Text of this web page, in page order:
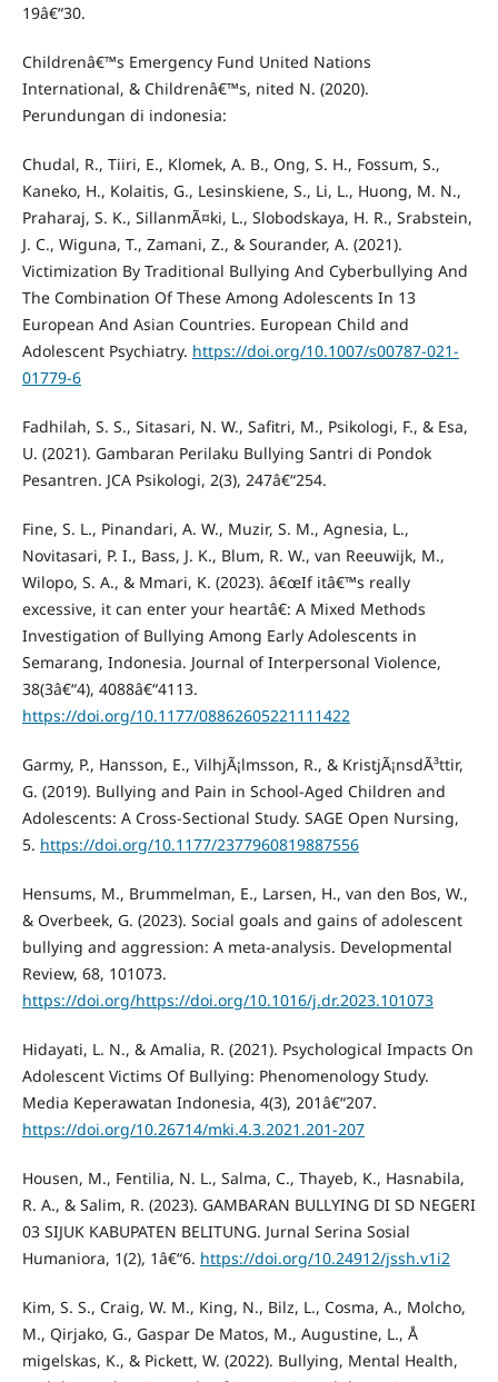
19â€“30.
Childrenâ€™s Emergency Fund United Nations
International, & Childrenâ€™s, nited N. (2020).
Perundungan di indonesia:
Chudal, R., Tiiri, E., Klomek, A. B., Ong, S. H., Fossum, S.,
Kaneko, H., Kolaitis, G., Lesinskiene, S., Li, L., Huong, M. N.,
Praharaj, S. K., SillanmÃ¤ki, L., Slobodskaya, H. R., Srabstein,
J. C., Wiguna, T., Zamani, Z., & Sourander, A. (2021).
Victimization By Traditional Bullying And Cyberbullying And
The Combination Of These Among Adolescents In 13
European And Asian Countries. European Child and
Adolescent Psychiatry. https://doi.org/10.1007/s00787-021-
01779-6
Fadhilah, S. S., Sitasari, N. W., Safitri, M., Psikologi, F., & Esa,
U. (2021). Gambaran Perilaku Bullying Santri di Pondok
Pesantren. JCA Psikologi, 2(3), 247â€“254.
Fine, S. L., Pinandari, A. W., Muzir, S. M., Agnesia, L.,
Novitasari, P. I., Bass, J. K., Blum, R. W., van Reeuwijk, M.,
Wilopo, S. A., & Mmari, K. (2023). â€œIf itâ€™s really
excessive, it can enter your heartâ€: A Mixed Methods
Investigation of Bullying Among Early Adolescents in
Semarang, Indonesia. Journal of Interpersonal Violence,
38(3â€“4), 4088â€“4113.
https://doi.org/10.1177/08862605221111422
Garmy, P., Hansson, E., VilhjÃ¡lmsson, R., & KristjÃ¡nsdÃ³ttir,
G. (2019). Bullying and Pain in School-Aged Children and
Adolescents: A Cross-Sectional Study. SAGE Open Nursing,
5. https://doi.org/10.1177/2377960819887556
Hensums, M., Brummelman, E., Larsen, H., van den Bos, W.,
& Overbeek, G. (2023). Social goals and gains of adolescent
bullying and aggression: A meta-analysis. Developmental
Review, 68, 101073.
https://doi.org/https://doi.org/10.1016/j.dr.2023.101073
Hidayati, L. N., & Amalia, R. (2021). Psychological Impacts On
Adolescent Victims Of Bullying: Phenomenology Study.
Media Keperawatan Indonesia, 4(3), 201â€“207.
https://doi.org/10.26714/mki.4.3.2021.201-207
Housen, M., Fentilia, N. L., Salma, C., Thayeb, K., Hasnabila,
R. A., & Salim, R. (2023). GAMBARAN BULLYING DI SD NEGERI
03 SIJUK KABUPATEN BELITUNG. Jurnal Serina Sosial
Humaniora, 1(2), 1â€“6. https://doi.org/10.24912/jssh.v1i2
Kim, S. S., Craig, W. M., King, N., Bilz, L., Cosma, A., Molcho,
M., Qirjako, G., Gaspar De Matos, M., Augustine, L., Å
migelskas, K., & Pickett, W. (2022). Bullying, Mental Health,